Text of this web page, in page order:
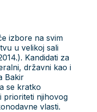
izbore na svim
u velikoj sali
Kandidati za
državni kao i
Bakir
se kratko
prioriteti njihovog
vlasti.